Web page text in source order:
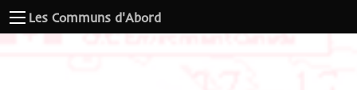
Les Communs d'Abord